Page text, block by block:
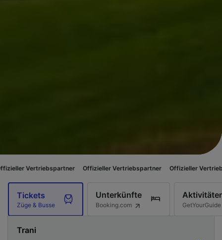
Offizieller Vertriebspartner Offizieller Vertriebspartner
Tickets
Züge & Busse
Unterkünfte
Booking.com GetYourGuide